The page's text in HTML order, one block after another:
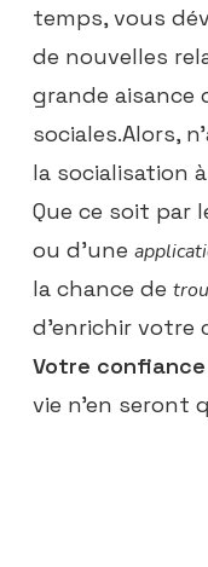
temps, vous
de nouvelles
grande aisance
sociales.Alors,
la socialisation
Que ce soit par
ou d’une
la chance de
d’enrichir votre
Votre confiance
vie n’en seront